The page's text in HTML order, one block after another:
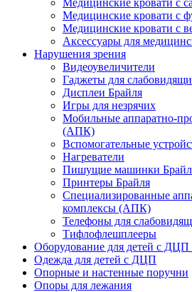
Медицинские кровати с
Медицинские кровати с
Медицинские кровати с
Аксессуары для
Нарушения зрения
Видеоувеличители
Гаджеты для
Дисплеи Брайля
Игры для незрячих
Мобильные аппаратно-
(АПК)
Вспомогательные
Нагреватели
Пишущие машинки
Принтеры Брайля
Специализированные
комплексы (АПК)
Телефоны для
Тифлофлешплееры
Оборудование для детей с ДЦП
Одежда для детей с ДЦП
Опорные и настенные поручни
Опоры для лежания